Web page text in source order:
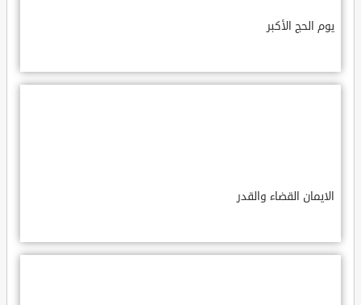
يوم الحج الأكبر
الايمان القضاء والقدر